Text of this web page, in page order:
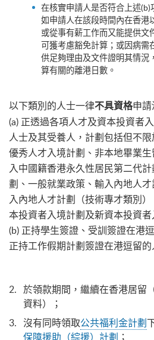
在核實申請人是否符合上述(b)
如申請人在該段時間內在香港
或從事有薪工作而又能提供文
可獲考慮豁免計算；或因病需
供足夠理由及文件證明其情況
算有關的離港日數。
以下類別的人士一律不具資格申請
(a) 正透過各項人才及資本投資者
人士及其受養人，計劃包括但不
優秀人才入境計劃、非本地畢業
入中國籍香港永久性居民第二代
劃、一般就業政策、輸入內地人
入內地人才計劃（技術專才類別
本投資者入境計劃及新資本投資
(b) 正持學生簽證、受訓簽證在港
正持工作假期計劃簽證在港逗留
於領款期間，繼續在香港居留
資料）；
沒有同時領取公共福利金計劃
保障援助（綜援）計劃 ；